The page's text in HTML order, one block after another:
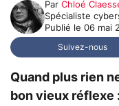
Par Chloé
Spécialiste
Publié le 06 mai
Suivez-nous
Quand plus rien
bon vieux réflexe